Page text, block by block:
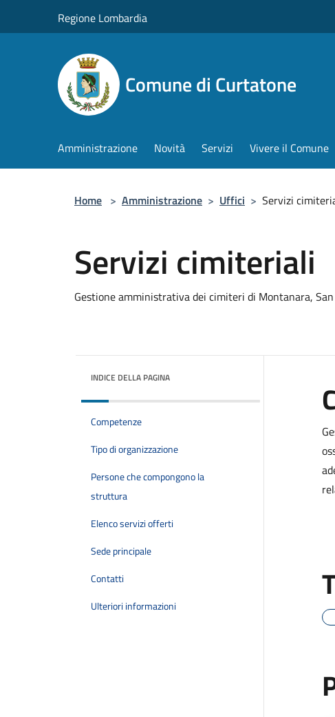
Regione Lombardia
Comune di Curtatone
Amministrazione Novità Servizi Vivere il Comune
Home > Amministrazione > Uffici > Servizi
Servizi cimiteriali
Gestione amministrativa dei cimiteri di Montanara,
INDICE DELLA PAGINA
Competenze
Tipo di organizzazione
Persone che compongono la
struttura
Elenco servizi offerti
Sede principale
Contatti
Ulteriori informazioni